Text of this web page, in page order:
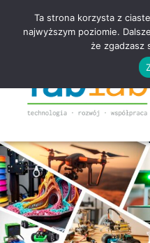
Ta strona korzysta z
najwyższym poziomie.
że zgadzasz